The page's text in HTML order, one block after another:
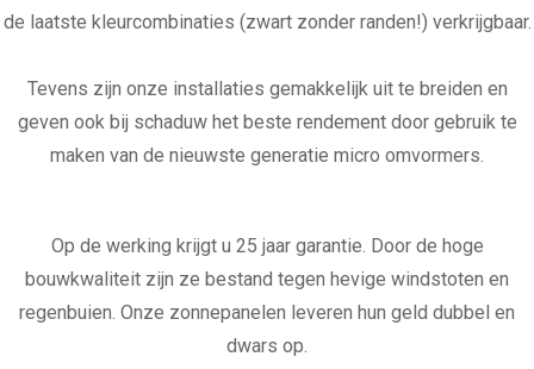
de laatste kleurcombinaties (zwart zonder randen!) verkrijgbaar.
Tevens zijn onze installaties gemakkelijk uit te breiden en
geven ook bij schaduw het beste rendement door gebruik te
maken van de nieuwste generatie micro omvormers.
Op de werking krijgt u 25 jaar garantie. Door de hoge
bouwkwaliteit zijn ze bestand tegen hevige windstoten en
regenbuien. Onze zonnepanelen leveren hun geld dubbel en
dwars op.